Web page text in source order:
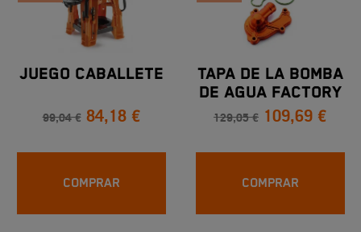
JUEGO CABALLETE
99,04 € 84,18 €
COMPRAR
TAPA DE LA BOMBA
DE AGUA FACTORY
129,05 € 109,69 €
COMPRAR